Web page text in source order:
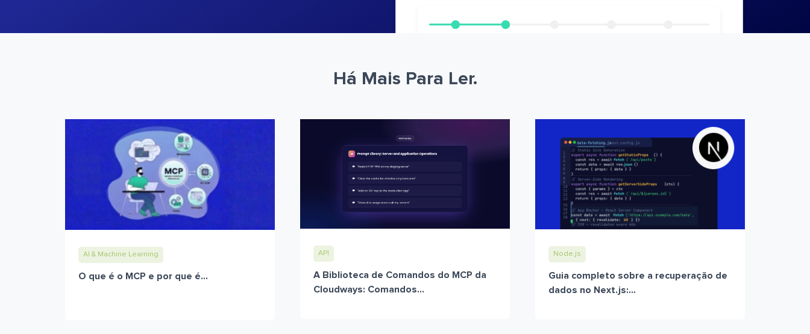
Há Mais Para Ler.
AI & Machine Learning
O que é o MCP e por que é...
API
A Biblioteca de Comandos do MCP da
Cloudways: Comandos...
Node.js
Guia completo sobre a recuperação de
dados no Next.js:...